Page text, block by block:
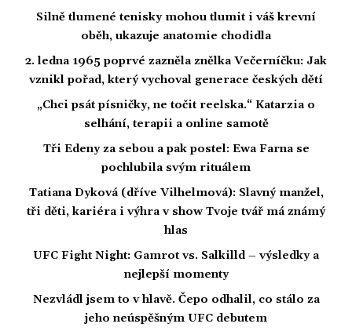
Silně tlumené tenisky mohou tlumit i váš krevní
oběh, ukazuje anatomie chodidla
2. ledna 1965 poprvé zazněla znělka Večerníčku: Jak
vznikl pořad, který vychoval generace českých dětí
„Chci psát písničky, ne točit reelska.“ Katarzia o
selhání, terapii a online samotě
Tři Edeny za sebou a pak postel: Ewa Farna se
pochlubila svým rituálem
Tatiana Dyková (dříve Vilhelmová): Slavný manžel,
tři děti, kariéra i výhra v show Tvoje tvář má známý
hlas
UFC Fight Night: Gamrot vs. Salkilld – výsledky a
nejlepší momenty
Nezvládl jsem to v hlavě. Čepo odhalil, co stálo za
jeho neúspěšným UFC debutem